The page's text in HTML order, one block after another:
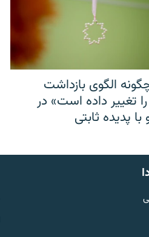
الگوی بازداشت
را تغییر داده است» در
پدیده ثابتی